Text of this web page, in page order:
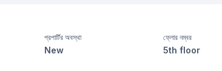
প্রপার্টির অবস্থা
New
ফ্লোর নম্বর
5th floor